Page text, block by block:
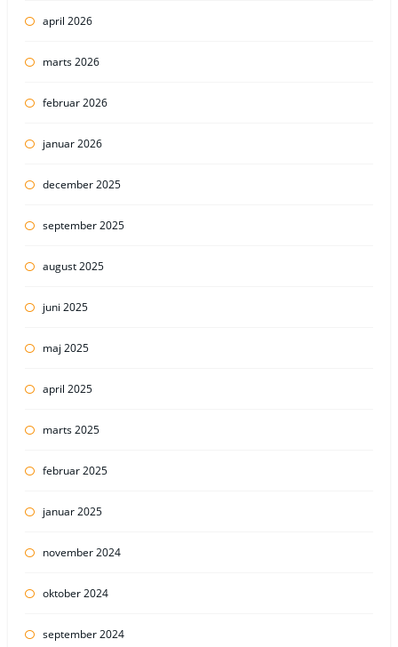
april 2026
marts 2026
februar 2026
januar 2026
december 2025
september 2025
august 2025
juni 2025
maj 2025
april 2025
marts 2025
februar 2025
januar 2025
november 2024
oktober 2024
september 2024